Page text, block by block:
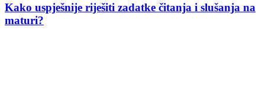
Kako uspješnije riješiti zadatke čitanja i slušanja na
maturi?